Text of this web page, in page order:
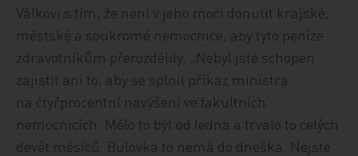
Válkovi s tím, že není v jeho moci donutit krajské,
městské a soukromé nemocnice, aby tyto peníze
zdravotníkům přerozdělily. „Nebyl jste schopen
zajistit ani to, aby se splnil příkaz ministra
na čtyřprocentní navýšení ve fakultních
nemocnicích. Mělo to být od ledna a trvalo to celých
devět měsíců. Bulovka to nemá do dneška. Nejste